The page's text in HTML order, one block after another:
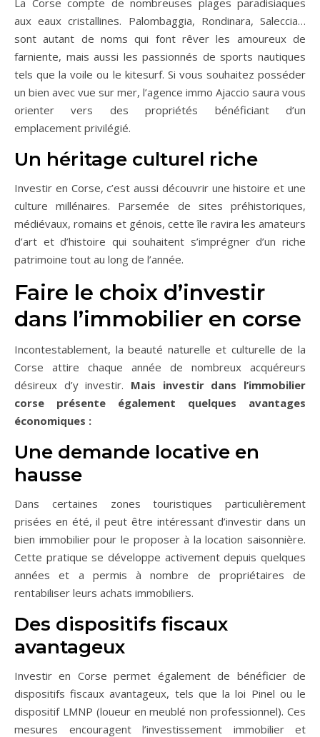
aux eaux cristallines. Palombaggia, Rondinara, Saleccia…
sont autant de noms qui font rêver les amoureux de
farniente, mais aussi les passionnés de sports nautiques
tels que la voile ou le kitesurf. Si vous souhaitez posséder
un bien avec vue sur mer, l’agence immo Ajaccio saura vous
orienter vers des propriétés bénéficiant d’un
emplacement privilégié.
Un héritage culturel riche
Investir en Corse, c’est aussi découvrir une histoire et une
culture millénaires. Parsemée de sites préhistoriques,
médiévaux, romains et génois, cette île ravira les amateurs
d’art et d’histoire qui souhaitent s’imprégner d’un riche
patrimoine tout au long de l’année.
Faire le choix d’investir
dans l’immobilier en corse
Incontestablement, la beauté naturelle et culturelle de la
Corse attire chaque année de nombreux acquéreurs
désireux d’y investir. Mais investir dans l’immobilier
corse présente également quelques avantages
économiques :
Une demande locative en
hausse
Dans certaines zones touristiques particulièrement
prisées en été, il peut être intéressant d’investir dans un
bien immobilier pour le proposer à la location saisonnière.
Cette pratique se développe activement depuis quelques
années et a permis à nombre de propriétaires de
rentabiliser leurs achats immobiliers.
Des dispositifs fiscaux
avantageux
Investir en Corse permet également de bénéficier de
dispositifs fiscaux avantageux, tels que la loi Pinel ou le
dispositif LMNP (loueur en meublé non professionnel). Ces
mesures encouragent l’investissement immobilier et